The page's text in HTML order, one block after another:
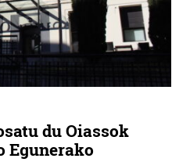
du Oiassok
Egunerako